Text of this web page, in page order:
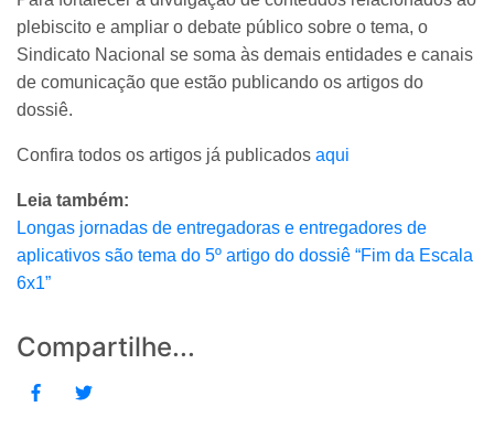
plebiscito e ampliar o debate público sobre o tema, o
Sindicato Nacional se soma às demais entidades e canais
de comunicação que estão publicando os artigos do
dossiê.
Confira todos os artigos já publicados aqui
Leia também:
Longas jornadas de entregadoras e entregadores de
aplicativos são tema do 5º artigo do dossiê “Fim da Escala
6x1”
Compartilhe...